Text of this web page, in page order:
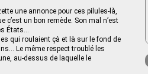
une annonce pour ces pilules-là,
c’est un bon remède. Son mal n’est
États…
qui roulaient çà et là sur le fond de
Le même respect troublé les
au-dessus de laquelle le